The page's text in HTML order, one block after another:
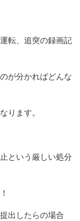
転、追突の録画記
が分かればどんな
ります。
という厳しい処分
出したらの場合